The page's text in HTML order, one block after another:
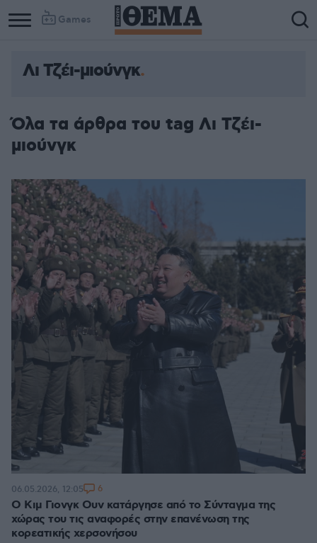
Games
Λι Τζέι-μιούνγκ
Όλα τα άρθρα του tag Λι Τζέι-
μιούνγκ
Ο Κιμ Γιονγκ Ουν κατάργησε από το Σύνταγμα της
χώρας του τις αναφορές στην επανένωση της
κορεατικής χερσονήσου
06.05.2026, 12:05 6